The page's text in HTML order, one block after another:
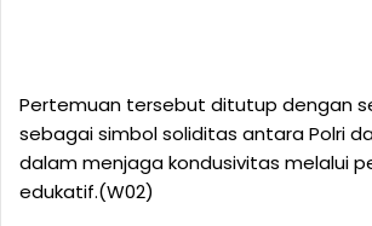
Pertemuan tersebut ditutup dengan
sebagai simbol soliditas antara Polri
dalam menjaga kondusivitas melalui
edukatif.(W02)